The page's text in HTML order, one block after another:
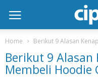
Home Berikut 9 Alasan
Berikut 9 Alasan
Membeli Hoodie